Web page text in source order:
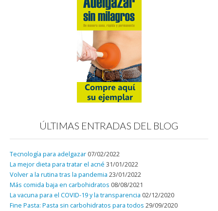
ÚLTIMAS ENTRADAS DEL BLOG
Tecnología para adelgazar 07/02/2022
La mejor dieta para tratar el acné 31/01/2022
Volver a la rutina tras la pandemia 23/01/2022
Más comida baja en carbohidratos 08/08/2021
La vacuna para el COVID-19 y la transparencia 02/12/2020
Fine Pasta: Pasta sin carbohidratos para todos 29/09/2020